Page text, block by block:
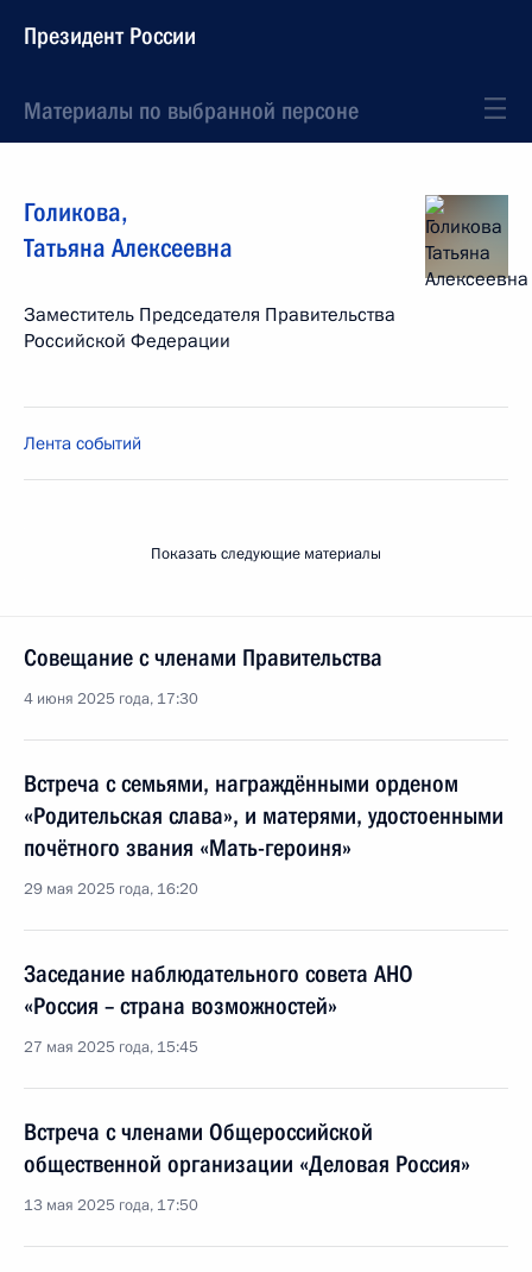
Президент России
Материалы по выбранной персоне
Голикова,
Татьяна Алексеевна
Заместитель Председателя Правительства
Российской Федерации
Лента событий
Показать следующие материалы
Совещание с членами Правительства
4 июня 2025 года, 17:30
Встреча с семьями, награждёнными орденом
«Родительская слава», и матерями, удостоенными
почётного звания «Мать-героиня»
29 мая 2025 года, 16:20
Заседание наблюдательного совета АНО
«Россия – страна возможностей»
27 мая 2025 года, 15:45
Встреча с членами Общероссийской
общественной организации «Деловая Россия»
13 мая 2025 года, 17:50